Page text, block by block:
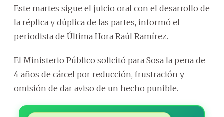
Este martes sigue el juicio oral con el desarrollo de
la réplica y dúplica de las partes, informó el
periodista de Última Hora Raúl Ramírez.
El Ministerio Público solicitó para Sosa la pena de
4 años de cárcel por reducción, frustración y
omisión de dar aviso de un hecho punible.